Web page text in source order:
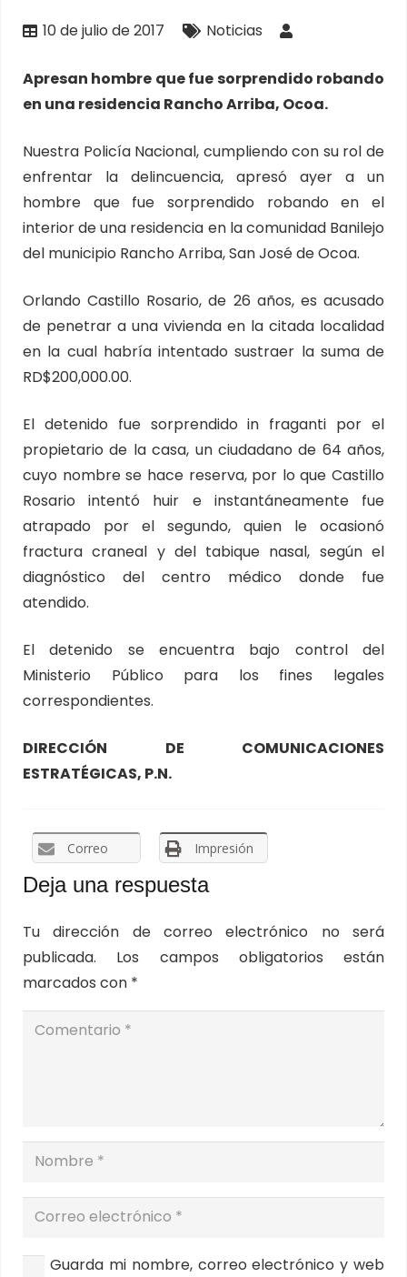
10 de julio de 2017 Noticias
Apresan hombre que fue sorprendido robando
en una residencia Rancho Arriba, Ocoa.
Nuestra Policía Nacional, cumpliendo con su rol de
enfrentar la delincuencia, apresó ayer a un
hombre que fue sorprendido robando en el
interior de una residencia en la comunidad Banilejo
del municipio Rancho Arriba, San José de Ocoa.
Orlando Castillo Rosario, de 26 años, es acusado
de penetrar a una vivienda en la citada localidad
en la cual habría intentado sustraer la suma de
RD$200,000.00.
El detenido fue sorprendido in fraganti por el
propietario de la casa, un ciudadano de 64 años,
cuyo nombre se hace reserva, por lo que Castillo
Rosario intentó huir e instantáneamente fue
atrapado por el segundo, quien le ocasionó
fractura craneal y del tabique nasal, según el
diagnóstico del centro médico donde fue
atendido.
El detenido se encuentra bajo control del
Ministerio Público para los fines legales
correspondientes.
DIRECCIÓN DE COMUNICACIONES
ESTRATÉGICAS, P.N.
Correo Impresión
Deja una respuesta
Tu dirección de correo electrónico no será
publicada.
Los campos obligatorios están
marcados con *
Guarda mi nombre, correo electrónico y web